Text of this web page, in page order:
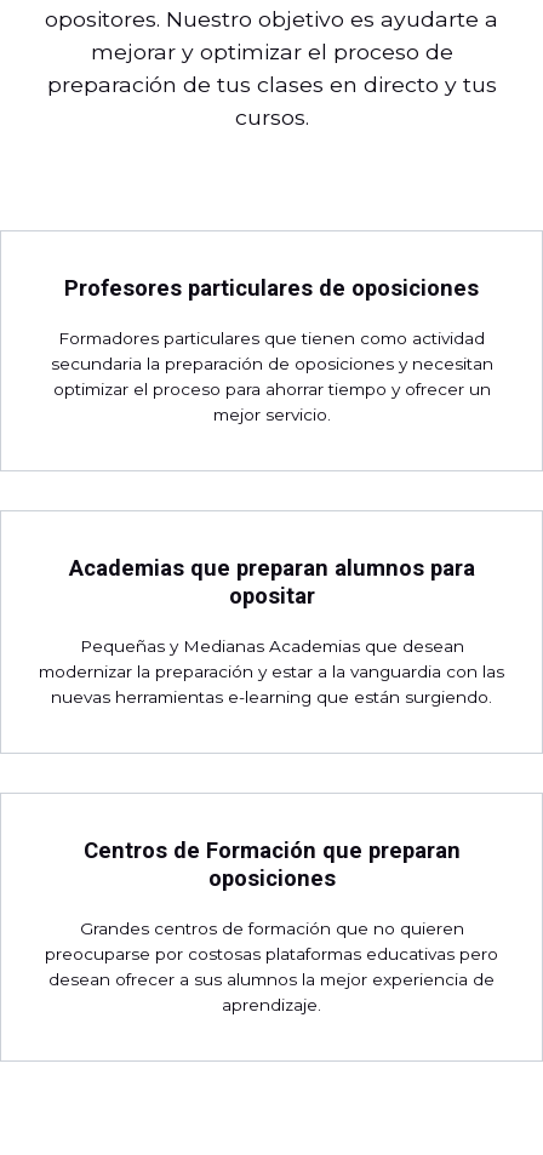
opositores. Nuestro objetivo es ayudarte a
mejorar y optimizar el proceso de
preparación de tus clases en directo y tus
cursos.
Profesores particulares de oposiciones
Formadores particulares que tienen como actividad
secundaria la preparación de oposiciones y necesitan
optimizar el proceso para ahorrar tiempo y ofrecer un
mejor servicio.
Academias que preparan alumnos para
opositar
Pequeñas y Medianas Academias que desean
modernizar la preparación y estar a la vanguardia con las
nuevas herramientas e-learning que están surgiendo.
Centros de Formación que preparan
oposiciones
Grandes centros de formación que no quieren
preocuparse por costosas plataformas educativas pero
desean ofrecer a sus alumnos la mejor experiencia de
aprendizaje.